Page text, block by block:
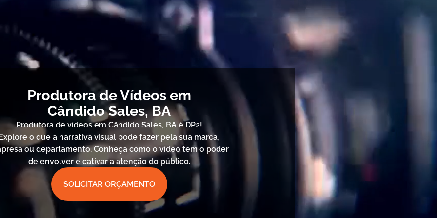
Produtora de Vídeos em
Cândido Sales, BA
Produtora de vídeos em Cândido Sales, BA é DP2!
o que a narrativa visual pode fazer pela sua marca,
ou departamento. Conheça como o vídeo tem o poder
de envolver e cativar a atenção do público.
SOLICITAR ORÇAMENTO